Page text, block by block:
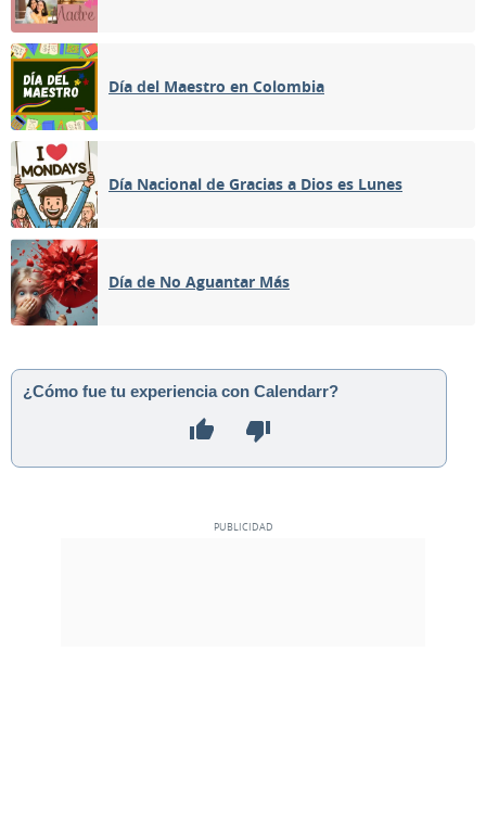
Día del Maestro en Colombia
Día Nacional de Gracias a Dios es Lunes
Día de No Aguantar Más
¿Cómo fue tu experiencia con Calendarr?